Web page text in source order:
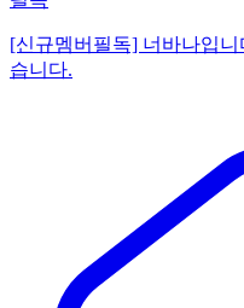
[신규멤버필독] 너바나입
습니다.